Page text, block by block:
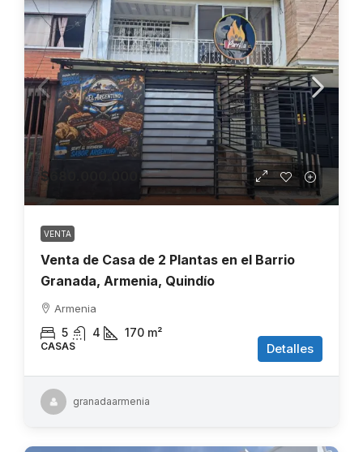
$680.000.000
VENTA
Venta de Casa de 2 Plantas en el Barrio
Granada, Armenia, Quindío
Armenia
5 4 170 m²
CASAS Detalles
granadaarmenia